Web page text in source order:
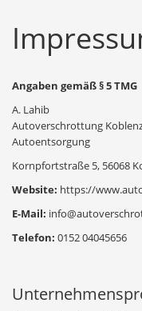
Angaben gemäß § 5 TMG
A. Lahib
Autoverschrottung
Autoentsorgung
Kornpfortstraße 5, 56068
Website: https://
E-Mail:
Telefon: 0152 04045656